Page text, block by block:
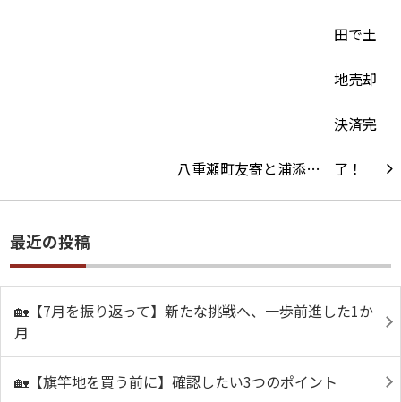
八重瀬町友寄と浦添…
最近の投稿
🏡【7月を振り返って】新たな挑戦へ、一歩前進した1か
月
🏡【旗竿地を買う前に】確認したい3つのポイント